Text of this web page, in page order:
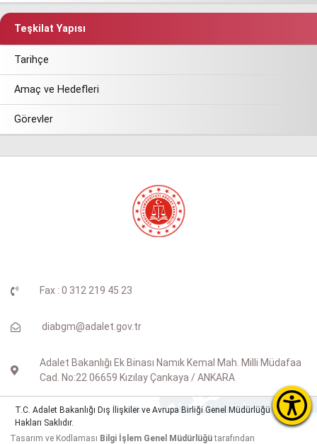
Teşkilat Yapısı
Tarihçe
Amaç ve Hedefleri
Görevler
Fax : 0 312 219 45 23
diabgm@adalet.gov.tr
Adalet Bakanlığı Ek Binası Namık Kemal Mah. Milli Müdafaa
Cad. No:22 06659 Kızılay Çankaya / ANKARA
T.C. Adalet Bakanlığı Dış İlişkiler ve Avrupa Birliği Genel Müdürlüğü © Tüm
Hakları Saklıdır.
Tasarım ve Kodlaması Bilgi İşlem Genel Müdürlüğütarafından